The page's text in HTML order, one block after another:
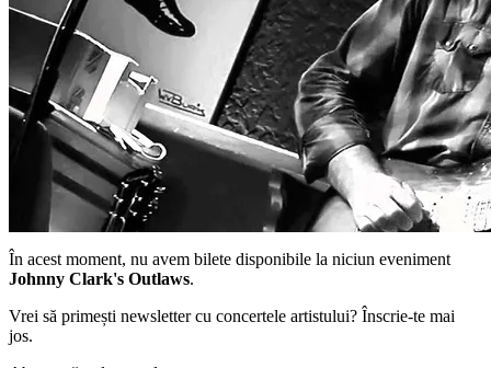
În acest moment, nu avem bilete disponibile la niciun eveniment
Johnny Clark's Outlaws.
Vrei să primești newsletter cu concertele artistului? Înscrie-te mai
jos.